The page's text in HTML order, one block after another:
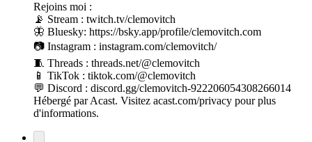
Rejoins moi :
📡 Stream : twitch.tv/clemovitch
🦋 Bluesky: https://bsky.app/profile/clemovitch.com
📷 Instagram : instagram.com/clemovitch/
🧵 Threads : threads.net/@clemovitch
📱 TikTok : tiktok.com/@clemovitch
💬 Discord : discord.gg/clemovitch-922206054308266014
Hébergé par Acast. Visitez acast.com/privacy pour plus
d'informations.